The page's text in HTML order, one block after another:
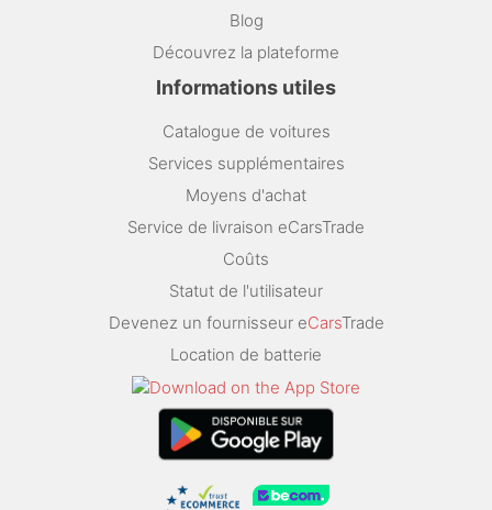
Blog
Découvrez la plateforme
Informations utiles
Catalogue de voitures
Services supplémentaires
Moyens d'achat
Service de livraison eCarsTrade
Coûts
Statut de l'utilisateur
Devenez un fournisseur eCarsTrade
Location de batterie